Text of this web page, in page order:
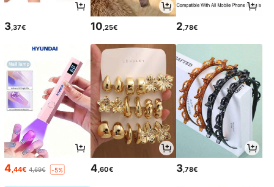
3,37€ 10,25€ 2,78€
4 ,44€ 4,69€ -5% 4 ,60€ 3 ,78€